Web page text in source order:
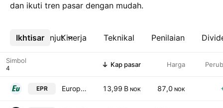
dan ikuti tren pasar dengan mudah.
Ikhtisar Kinerja Teknikal Penilaian
Lebih lanjut
Simbol Kap pasar Harga
EPR Europris ASA 13,99 B NOK 87,0 NOK